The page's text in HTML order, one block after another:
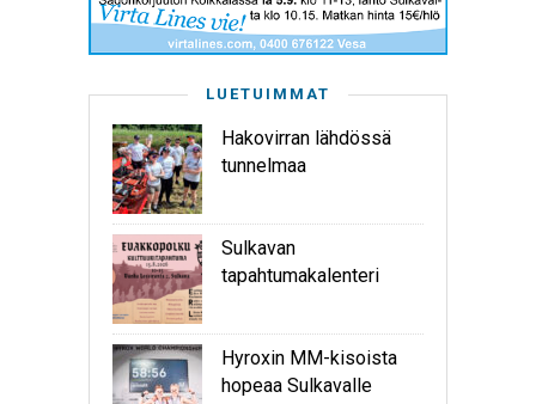
LUETUIMMAT
Hakovirran lähdössä
tunnelmaa
Sulkavan
tapahtumakalenteri
Hyroxin MM-kisoista
hopeaa Sulkavalle